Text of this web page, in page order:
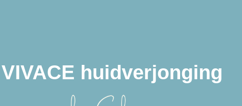
VIVACE huidverjonging